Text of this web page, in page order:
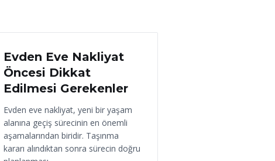
16 Haziran 2026
Evden Eve Nakliyat
Öncesi Dikkat
Edilmesi Gerekenler
Evden eve nakliyat, yeni bir yaşam
alanına geçiş sürecinin en önemli
aşamalarından biridir. Taşınma
kararı alındıktan sonra sürecin doğru